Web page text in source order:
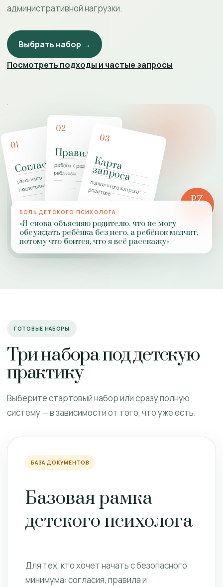
административной нагрузки.
Выбрать набор →
Посмотреть подходы и частые запросы
01
Согласие
законного
представителя
02
Правила
работы с родителями и
ребёнком
03
К
а
р
т
а
з
а
п
р
о
с
а
первичного запроса
родителя
PZ
БОЛЬ ДЕТСКОГО ПСИХОЛОГА
«Я снова объясняю родителю, что не могу
обсуждать ребёнка без него, а ребёнок молчит,
потому что боится, что я всё расскажу»
ГОТОВЫЕ НАБОРЫ
Три набора под детскую
практику
Выберите стартовый набор или сразу полную
систему — в зависимости от того, что уже есть.
БАЗА ДОКУМЕНТОВ
Базовая рамка
детского психолога
Для тех, кто хочет начать с безопасного
минимума: согласия, правила и